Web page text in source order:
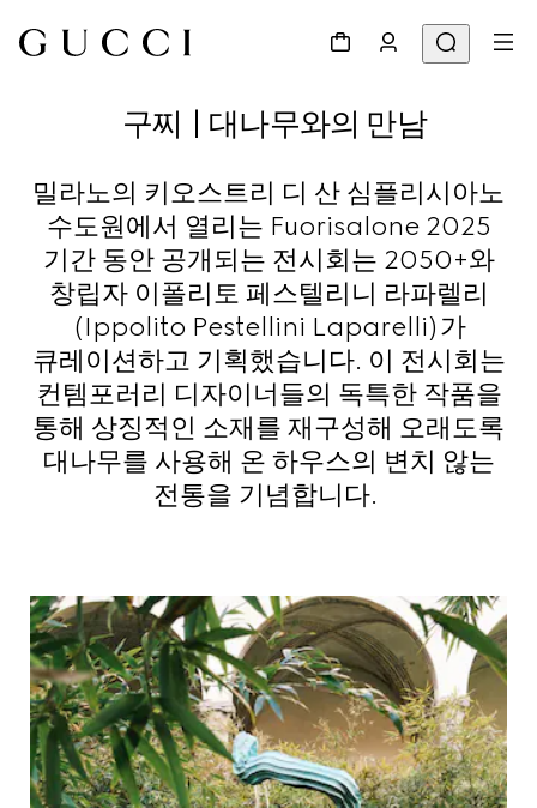
구찌 | 대나무와의 만남
밀라노의 키오스트리 디 산 심플리시아노
수도원에서 열리는 Fuorisalone 2025
기간 동안 공개되는 전시회는 2050+와
창립자 이폴리토 페스텔리니 라파렐리
(Ippolito Pestellini Laparelli)가
큐레이션하고 기획했습니다. 이 전시회는
컨템포러리 디자이너들의 독특한 작품을
통해 상징적인 소재를 재구성해 오래도록
대나무를 사용해 온 하우스의 변치 않는
전통을 기념합니다.